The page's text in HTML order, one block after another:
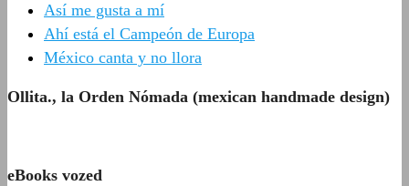
Así me gusta a mí
Ahí está el Campeón de Europa
México canta y no llora
Ollita., la Orden Nómada (mexican handmade design)
eBooks vozed